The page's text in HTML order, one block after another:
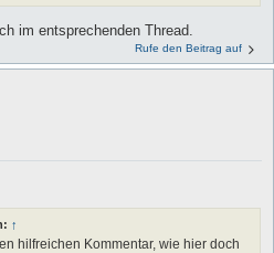
im entsprechenden Thread.
Rufe den Beitrag auf
↑
hilfreichen Kommentar, wie hier doch